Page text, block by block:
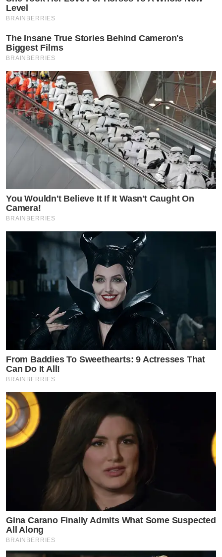
ทำให้ชาวเน็ตเข้าไปคอมเมนต์กันจำนวนมากโยงไปถึงสามี
ดาราสาวคนดังคนหนึ่ง จากปมบอกใบ้เรื่อง เอียงซ้าย ทำให้
งานเข้ากระแสคอมเมนต์ต่างโยงไปที่ หนุ่มป๊อก ภัสสรกรณ์
สามี มาร์กี้ ราศรี เนื่องจาก
มีผลงานเพลงดัง ก้มต่ำ เนื้อเพลงติดปากท่อนที่ว่า …โยกซ้าย
โยกขวา… แต่ส่วนใหญ่ก็ไม่มีใครอยากจะเชื่อกระแสข่าวลือ
ดังกล่าว เพราะฝ่ายชายรักครอบครัวมากๆ อาทิ
Level
BRAINBERRIES
The Insane True Stories Behind Cameron's
Biggest Films
BRAINBERRIES
You Wouldn't Believe It If It Wasn't Caught On
Camera!
BRAINBERRIES
From Baddies To Sweethearts: 9 Actresses That
Can Do It All!
BRAINBERRIES
Gina Carano Finally Admits What Some Suspected
All Along
BRAINBERRIES